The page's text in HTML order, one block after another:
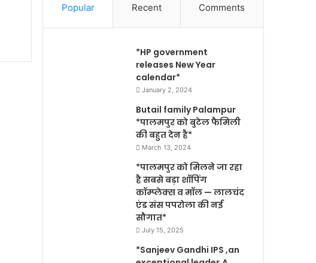
Popular Recent Comments
*HP government
releases New Year
calendar*
January 2, 2024
Butail family Palampur
*पालमपुर को बुटेल फैमिली
की बहुत देन है*
March 13, 2024
*पालमपुर को मिलने जा रहा
है सबसे बड़ा शॉपिंग
कॉम्प्लेक्स व मॉल — लालचंद
एंड संस पपरोला की नई
सौगात*
July 15, 2025
*Sanjeev Gandhi IPS ,an